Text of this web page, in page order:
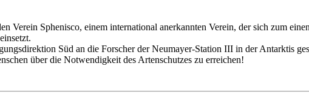
Verein Sphenisco, einem international anerkannten Verein, der sich zum
Süd an die Forscher der Neumayer-Station III in der Antarktis
über die Notwendigkeit des Artenschutzes zu erreichen!